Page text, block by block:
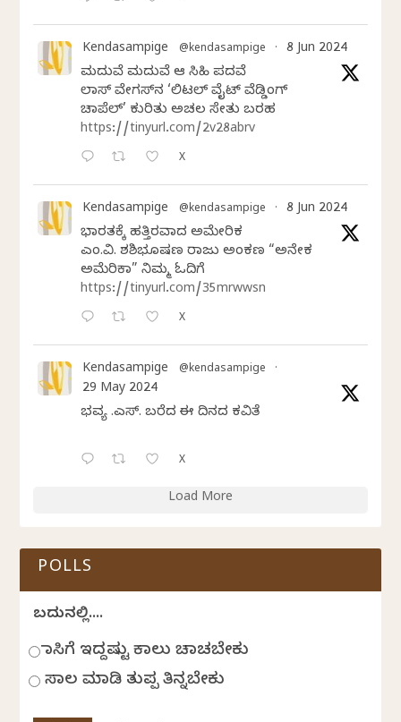
Kendasampige @kendasampige · 8 Jun 2024
ಮದುವೆ ಮದುವೆ ಆ ಸಿಹಿ ಪದವೆ
ಲಾಸ್‌ ವೇಗಸ್‌ನ ‘ಲಿಟಲ್ ವೈಟ್ ವೆಡ್ಡಿಂಗ್
ಚಾಪೆಲ್’ ಕುರಿತು ಅಚಲ ಸೇತು ಬರಹ
https://tinyurl.com/2v28abrv
X
Kendasampige @kendasampige · 8 Jun 2024
ಭಾರತಕ್ಕೆ ಹತ್ತಿರವಾದ ಅಮೇರಿಕ
ಎಂ.ವಿ. ಶಶಿಭೂಷಣ ರಾಜು ಅಂಕಣ “ಅನೇಕ
ಅಮೆರಿಕಾ” ನಿಮ್ಮ ಓದಿಗೆ
https://tinyurl.com/35mrwwsn
X
Kendasampige @kendasampige ·
29 May 2024
ಭವ್ಯ ಟಿ.ಎಸ್. ಬರೆದ ಈ ದಿನದ ಕವಿತೆ
X
Load More
POLLS
ಬದುಕಿನಲ್ಲಿ....
ಹಾಸಿಗೆ ಇದ್ದಷ್ಟು ಕಾಲು ಚಾಚಬೇಕು
ಸಾಲ ಮಾಡಿ ತುಪ್ಪ ತಿನ್ನಬೇಕು